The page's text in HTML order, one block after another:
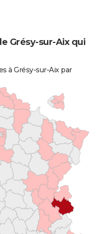
Grésy-sur-Aix qui
à Grésy-sur-Aix par